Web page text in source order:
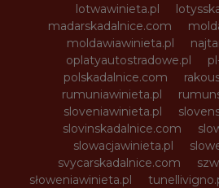
lotwawinieta.pl
madarskadalnice.com
moldawiawinieta.pl
oplatyautostradowe.pl
polskadalnice.com
rumuniawinieta.pl
sloveniawinieta.pl
slovinskadalnice.com
slowacjawinieta.pl
svycarskadalnice.com
słoweniawinieta.pl